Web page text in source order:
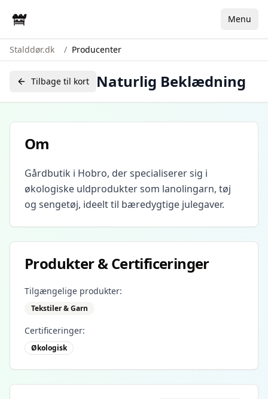
Menu
Stalddør.dk / Producenter
Tilbage til kort Naturlig Beklædning
Om
Gårdbutik i Hobro, der specialiserer sig i
økologiske uldprodukter som lanolingarn, tøj
og sengetøj, ideelt til bæredygtige julegaver.
Produkter & Certificeringer
Tilgængelige produkter:
Tekstiler & Garn
Certificeringer:
Økologisk